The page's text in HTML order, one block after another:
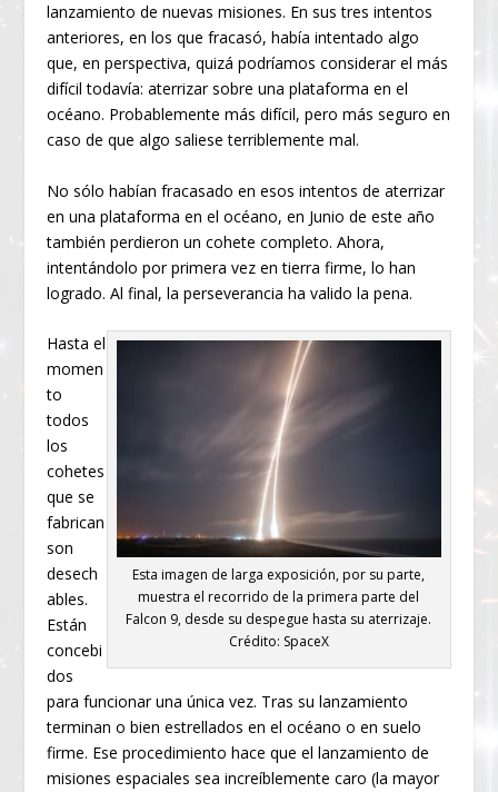
lanzamiento de nuevas misiones. En sus tres intentos
anteriores, en los que fracasó, había intentado algo
que, en perspectiva, quizá podríamos considerar el más
difícil todavía: aterrizar sobre una plataforma en el
océano. Probablemente más difícil, pero más seguro en
caso de que algo saliese terriblemente mal.
No sólo habían fracasado en esos intentos de aterrizar
en una plataforma en el océano, en Junio de este año
también perdieron un cohete completo. Ahora,
intentándolo por primera vez en tierra firme, lo han
logrado. Al final, la perseverancia ha valido la pena.
Esta imagen de larga exposición, por su parte,
muestra el recorrido de la primera parte del
Falcon 9, desde su despegue hasta su aterrizaje.
Crédito: SpaceX
Hasta el
momen
to
todos
los
cohetes
que se
fabrican
son
desech
ables.
Están
concebi
dos
para funcionar una única vez. Tras su lanzamiento
terminan o bien estrellados en el océano o en suelo
firme. Ese procedimiento hace que el lanzamiento de
misiones espaciales sea increíblemente caro (la mayor